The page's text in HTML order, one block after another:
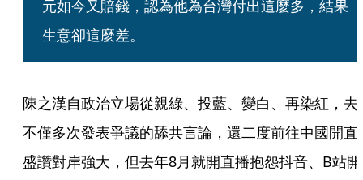
元如今又賠錢，認為他為台灣付出這麼多，結果
生意卻這麼差。
陳之漢自政治立場從親綠、投藍、變白、再染紅，去
不僅多次發表爭議的舔共言論，還二度前往中國開直
盛讚對岸強大，但去年8月就開直播抱怨抖音、B站開